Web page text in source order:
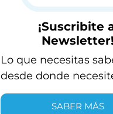
¡Suscribite
Newsletter!
Lo que necesitas
desde donde
SABER MÁS